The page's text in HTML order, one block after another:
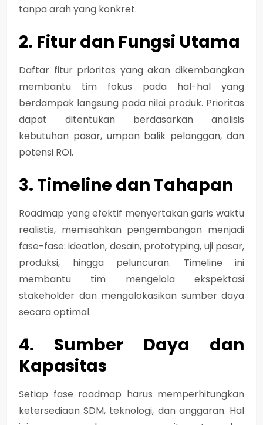
tanpa arah yang konkret.
2. Fitur dan Fungsi Utama
Daftar fitur prioritas yang akan dikembangkan
membantu tim fokus pada hal-hal yang
berdampak langsung pada nilai produk. Prioritas
dapat ditentukan berdasarkan analisis
kebutuhan pasar, umpan balik pelanggan, dan
potensi ROI.
3. Timeline dan Tahapan
Roadmap yang efektif menyertakan garis waktu
realistis, memisahkan pengembangan menjadi
fase-fase: ideation, desain, prototyping, uji pasar,
produksi, hingga peluncuran. Timeline ini
membantu tim mengelola ekspektasi
stakeholder dan mengalokasikan sumber daya
secara optimal.
4. Sumber Daya dan
Kapasitas
Setiap fase roadmap harus memperhitungkan
ketersediaan SDM, teknologi, dan anggaran. Hal